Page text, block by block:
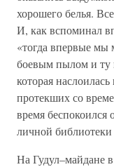
хорошего белья.
И, как вспоминал
«тогда впервые мы
боевым пылом и ту
которая
протекших со
время беспокоился
личной
На Гудул–майдане